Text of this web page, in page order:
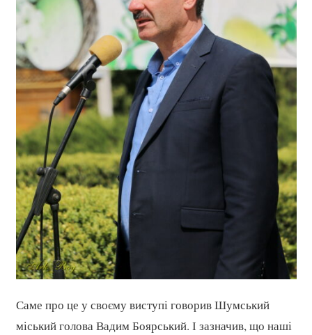
Саме про це у своєму виступі говорив Шумський
міський голова Вадим Боярський. І зазначив, що наші